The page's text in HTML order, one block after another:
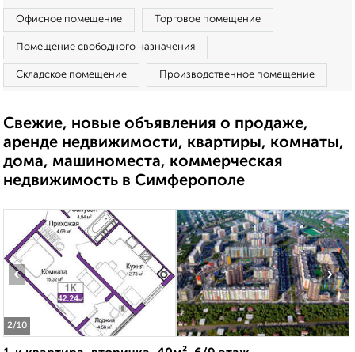
Офисное помещение Торговое помещение
Помещение свободного назначения
Складское помещение Производственное помещение
Свежие, новые объявления о продаже,
аренде недвижимости, квартиры, комнаты,
дома, машиноместа, коммерческая
недвижимость в Симферополе
2/10
‹ ›